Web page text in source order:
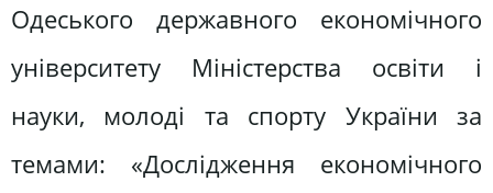
Одеського державного економічного
університету Міністерства освіти і
науки, молоді та спорту України за
темами: «Дослідження економічного